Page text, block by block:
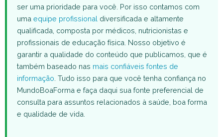
ser uma prioridade para você. Por isso contamos com
uma equipe profissional diversificada e altamente
qualificada, composta por médicos, nutricionistas e
profissionais de educação física. Nosso objetivo é
garantir a qualidade do conteúdo que publicamos, que é
também baseado nas mais confiáveis fontes de
informação . Tudo isso para que você tenha confiança no
MundoBoaForma e faça daqui sua fonte preferencial de
consulta para assuntos relacionados à saúde, boa forma
e qualidade de vida.